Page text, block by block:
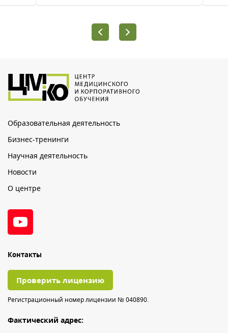
Образовательная деятельность
Бизнес-тренинги
Научная деятельность
Новости
О центре
Контакты
Проверить лицензию
Регистрационный номер лицензии № 040890.
Фактический адрес: